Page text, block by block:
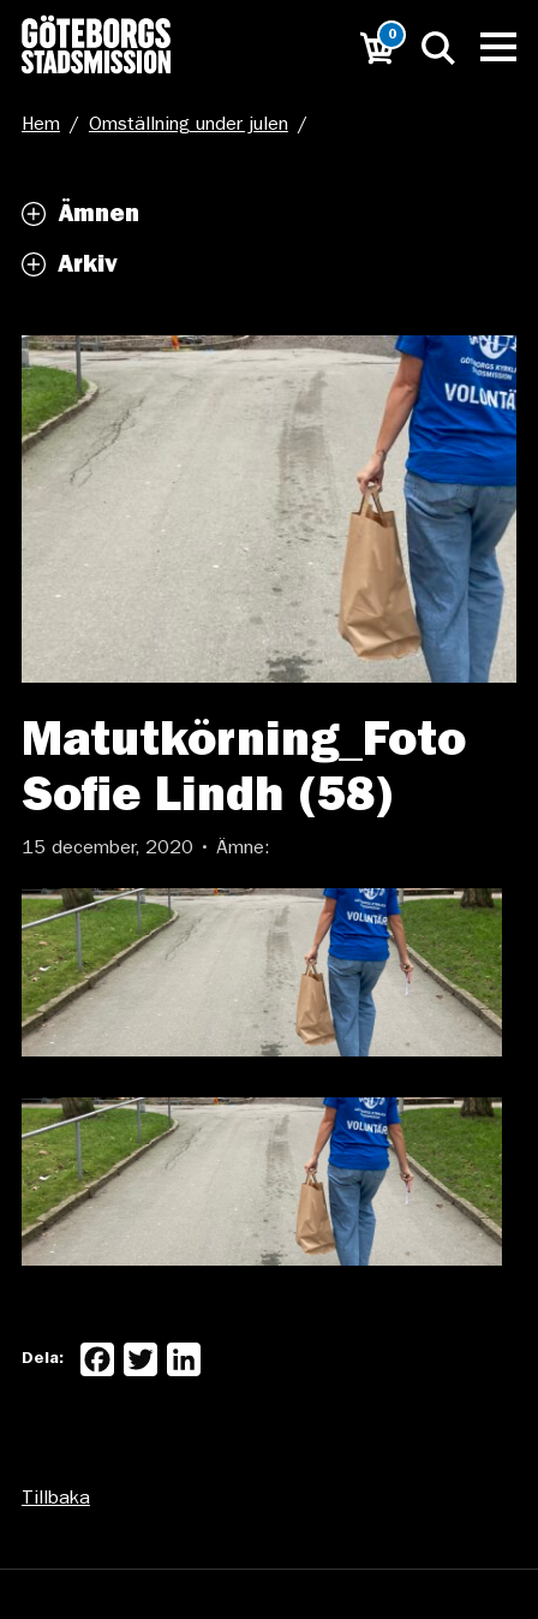
0
Hem / Omställning under julen /
Ämnen
Arkiv
Matutkörning_Foto
Sofie Lindh (58)
15 december, 2020 • Ämne:
Dela: Facebook
Twitter
Tillbaka